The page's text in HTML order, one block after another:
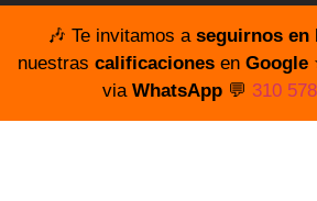
🎶 Te invitamos a seguirnos en
nuestras calificacionesen Google
via WhatsApp💬 310